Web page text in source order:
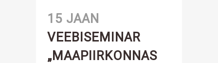
15 JAAN
VEEBISEMINAR
„MAAPIIRKONNAS